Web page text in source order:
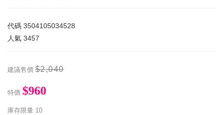
代碼 3504105034528
人氣 3457
建議售價 $2,040
特價 $960
庫存限量 10